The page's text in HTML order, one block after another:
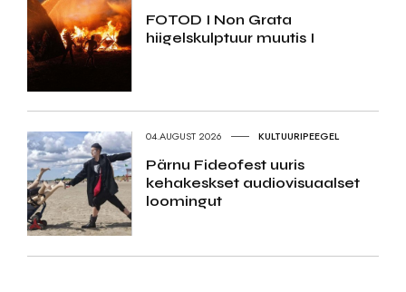
FOTOD I Non Grata
hiigelskulptuur muutis I
04.AUGUST 2026 KULTUURIPEEGEL
Pärnu Fideofest uuris
kehakeskset audiovisuaalset
loomingut